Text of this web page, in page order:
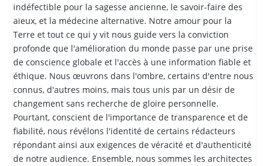
indéfectible pour la sagesse ancienne, le savoir-faire des
aïeux, et la médecine alternative. Notre amour pour la
Terre et tout ce qui y vit nous guide vers la conviction
profonde que l'amélioration du monde passe par une prise
de conscience globale et l'accès à une information fiable et
éthique. Nous œuvrons dans l'ombre, certains d'entre nous
connus, d'autres moins, mais tous unis par un désir de
changement sans recherche de gloire personnelle.
Pourtant, conscient de l'importance de transparence et de
fiabilité, nous révélons l'identité de certains rédacteurs
répondant ainsi aux exigences de véracité et d'authenticité
de notre audience. Ensemble, nous sommes les architectes